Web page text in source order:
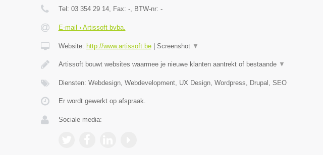
Tel: 03 354 29 14, Fax: -, BTW-nr: -
E-mail › Artissoft bvba.
Website: http://www.artissoft.be| Screenshot ▼
Artissoft bouwt websites waarmee je nieuwe klanten aantrekt of bestaande ▼
Diensten: Webdesign, Webdevelopment, UX Design, Wordpress, Drupal, SEO
Er wordt gewerkt op afspraak.
Sociale media: